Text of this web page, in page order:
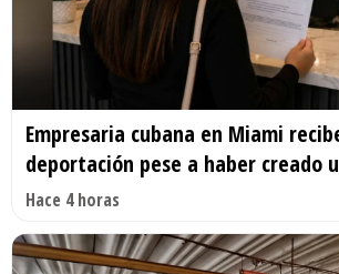
Empresaria cubana en Miami
deportación pese a haber creado
Hace 4 horas